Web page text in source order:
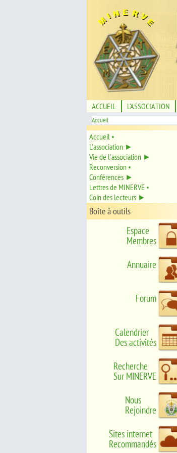
ACCUEIL L'ASSOCIATION
Accueil
Accueil •
L'association ►
Vie de l'association ►
Reconversion •
Conférences ►
Lettres de MINERVE •
Coin des lecteurs ►
Boîte à outils
Espace
Membres
Annuaire
Forum
Calendrier
Des activités
Recherche
Sur MINERVE
Nous
Rejoindre
Sites internet
Recommandés